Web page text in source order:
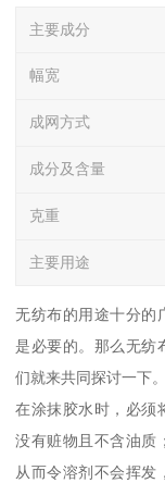
主要成分
幅宽
成网方式
成分及含量
克重
主要用途
无纺布的用途十分的
是必要的。那么无纺
们就来共同探讨一下。
在涂抹胶水时，必须
没有赃物且不含油质
从而令溶剂不会挥发